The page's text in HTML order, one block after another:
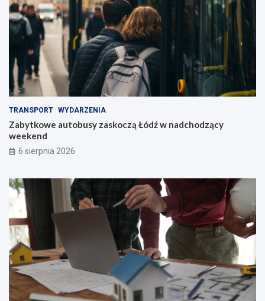
TRANSPORT WYDARZENIA
Zabytkowe autobusy zaskoczą Łódź w nadchodzący
weekend
6 sierpnia 2026